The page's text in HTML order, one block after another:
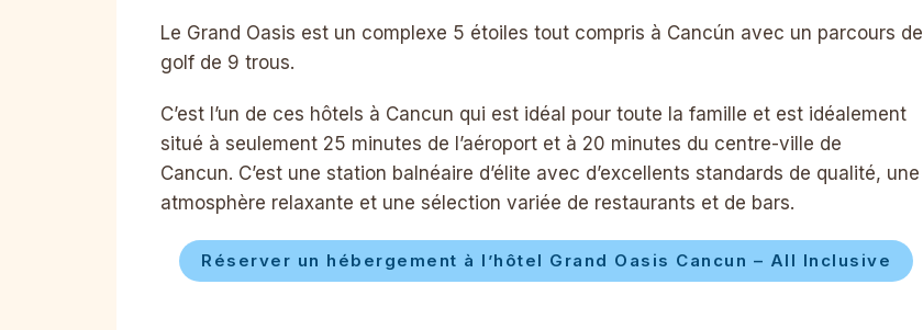
Le Grand Oasis est un complexe 5 étoiles tout compris à Cancún avec un parcours de
golf de 9 trous.
C’est l’un de ces hôtels à Cancun qui est idéal pour toute la famille et est idéalement
situé à seulement 25 minutes de l’aéroport et à 20 minutes du centre-ville de
Cancun. C’est une station balnéaire d’élite avec d’excellents standards de qualité, une
atmosphère relaxante et une sélection variée de restaurants et de bars.
Réserver un hébergement à l’hôtel Grand Oasis Cancun – All Inclusive